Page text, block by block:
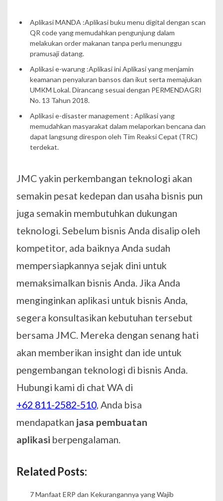
Aplikasi MANDA :Aplikasi buku menu digital dengan scan
QR code yang memudahkan pengunjung dalam
melakukan order makanan tanpa perlu menunggu
pramusaji datang.
Aplikasi e-warung :Aplikasi ini Aplikasi yang menjamin
keamanan penyaluran bansos dan ikut serta memajukan
UMKM Lokal. Dirancang sesuai dengan PERMENDAGRI
No. 13 Tahun 2018.
Aplikasi e-disaster management : Aplikasi yang
memudahkan masyarakat dalam melaporkan bencana dan
dapat langsung direspon oleh Tim Reaksi Cepat (TRC)
terdekat.
JMC yakin perkembangan teknologi akan
semakin pesat kedepan dan usaha bisnis pun
juga semakin membutuhkan dukungan
teknologi. Sebelum bisnis Anda disalip oleh
kompetitor, ada baiknya Anda sudah
mempersiapkannya sejak dini untuk
memaksimalkan bisnis Anda. Jika Anda
menginginkan aplikasi untuk bisnis Anda,
segera konsultasikan kebutuhan tersebut
bersama JMC. Mereka dengan senang hati
akan memberikan insight dan ide untuk
pengembangan teknologi di bisnis Anda.
Hubungi kami di chat WA di
+62 811-2582-510, Anda bisa
mendapatkan jasa pembuatan
aplikasi berpengalaman.
Related Posts:
7 Manfaat ERP dan Kekurangannya yang Wajib